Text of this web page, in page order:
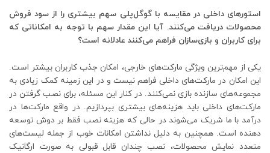
استورهای داخلی در مقایسه با گوگل‌پلی سهم بیشتری را از سود فروش
محصولات دریافت می‌کنند. آیا این مقدار سهم با توجه به امکاناتی که
برای کاربران و بازی‌سازان فراهم می‌کنند عادلانه است؟
یکی از مهم‌ترین ویژگی‌ مارکت‌های خارجی، امکان جذب کاربران بیشتر است.
این امکان در مارکت‌های داخلی فراهم نیست و در این زمینه کمک زیادی به
مجموعه‌های سازنده بازی نمی‌کنند. در کنار این مسئله، برای نصب گرفتن در
مارکت‌های داخلی باید هزینه‌های بیشتری بپردازیم. در واقع مارکت‌ها در
درآمد با ما شریک می‌شوند در حالی که هزینه نصب فقط بر دوش توسعه
دهنده است. همچنین به دلیل نداشتن امکانات خوب از جمله لیست‌های
متعدد نمایش محصولات، نصب چندان قابل قبولی به صورت ارگانیک